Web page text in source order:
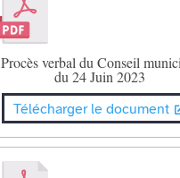
Procès verbal du Conseil
du 24 Juin 2023
Télécharger le document